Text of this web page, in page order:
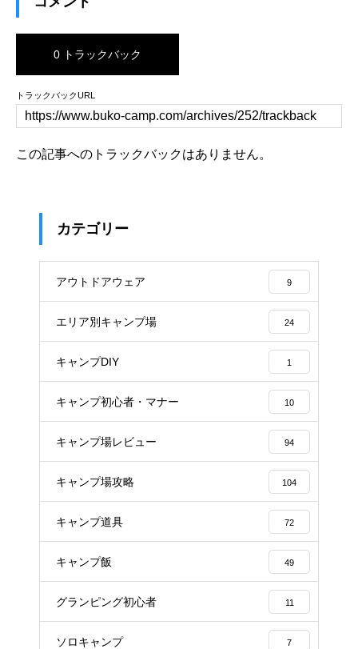
0 トラックバック
トラックバックURL
この記事へのトラックバックはありません。
カテゴリー
アウトドアウェア 9
エリア別キャンプ場 24
キャンプDIY 1
キャンプ初心者・マナー 10
キャンプ場レビュー 94
キャンプ場攻略 104
キャンプ道具 72
キャンプ飯 49
グランピング初心者 11
ソロキャンプ 7